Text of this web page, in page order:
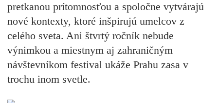
pretkanou prítomnosťou a spoločne vytvárajú
nové kontexty, ktoré inšpirujú umelcov z
celého sveta. Ani štvrtý ročník nebude
výnimkou a miestnym aj zahraničným
návštevníkom festival ukáže Prahu zasa v
trochu inom svetle.